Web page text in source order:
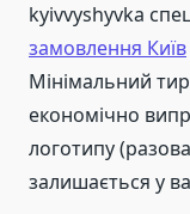
kyivvyshyvka
замовлення Київ
Мінімальний
економічно
логотипу
залишається у